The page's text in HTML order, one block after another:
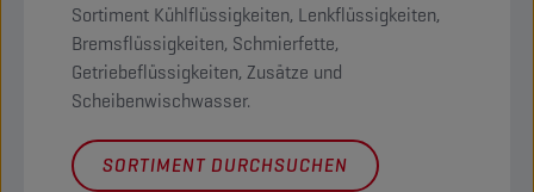
Sortiment Kühlflüssigkeiten, Lenkflüssigkeiten,
Bremsflüssigkeiten, Schmierfette,
Getriebeflüssigkeiten, Zusätze und
Scheibenwischwasser.
SORTIMENT DURCHSUCHEN